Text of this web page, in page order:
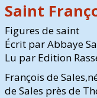
Saint
Figures de saint
Écrit par Abbaye
Lu par Edition
François de
de Sales près de